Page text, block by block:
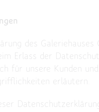
des
Erlass der
für unsere Kunden
erläutern.